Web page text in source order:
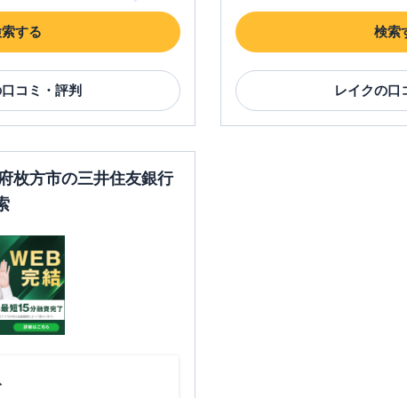
する
コミ・評判
検索
レイクの口
枚方市の三井住友銀行